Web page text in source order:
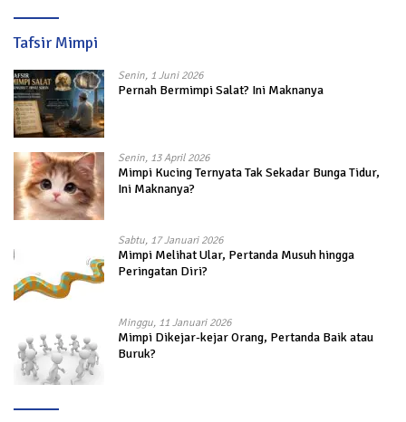
Tafsir Mimpi
Senin, 1 Juni 2026
Pernah Bermimpi Salat? Ini Maknanya
Senin, 13 April 2026
Mimpi Kucing Ternyata Tak Sekadar Bunga Tidur,
Ini Maknanya?
Sabtu, 17 Januari 2026
Mimpi Melihat Ular, Pertanda Musuh hingga
Peringatan Diri?
Minggu, 11 Januari 2026
Mimpi Dikejar-kejar Orang, Pertanda Baik atau
Buruk?